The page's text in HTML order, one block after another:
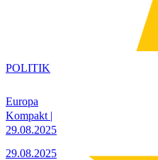
Europa
Kompakt |
29.08.2025
29.08.2025
POLITIK